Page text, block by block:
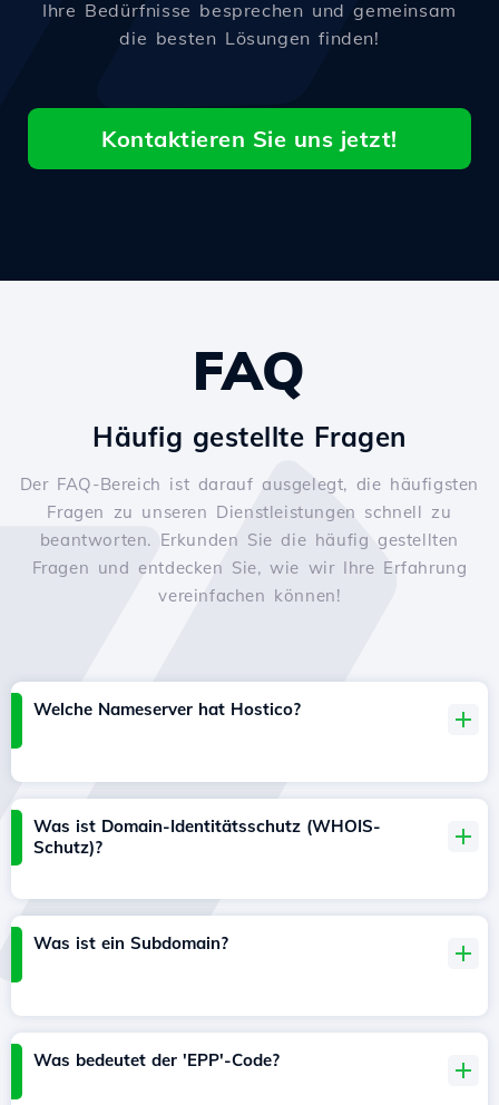
Ihre Bedürfnisse besprechen und gemeinsam
die besten Lösungen finden!
Kontaktieren Sie uns jetzt!
FAQ
Häufig gestellte Fragen
Der FAQ-Bereich ist darauf ausgelegt, die häufigsten
Fragen zu unseren Dienstleistungen schnell zu
beantworten. Erkunden Sie die häufig gestellten
Fragen und entdecken Sie, wie wir Ihre Erfahrung
vereinfachen können!
Welche Nameserver hat Hostico?
Was ist Domain-Identitätsschutz (WHOIS-
Schutz)?
Was ist ein Subdomain?
Was bedeutet der 'EPP'-Code?